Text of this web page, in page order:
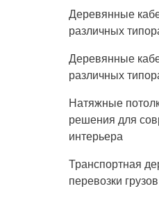
Деревянные
различных
Деревянные
различных
Натяжные
решения для
интерьера
Транспортная
перевозки грузов